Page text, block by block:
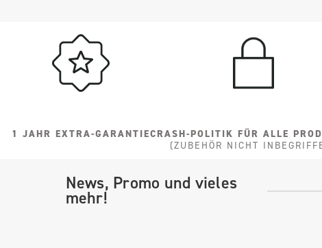
1 JAHR EXTRA-GARANTIECRASH-POLITIK FÜR ALLE
(ZUBEHÖR NICHT
News, Promo und vieles
mehr!